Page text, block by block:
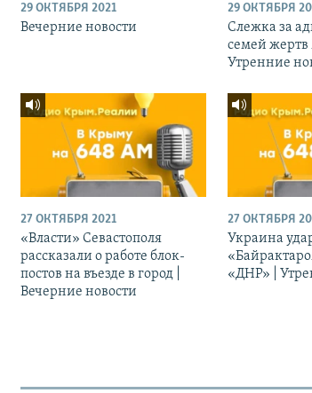
29 ОКТЯБРЯ 2021
Вечерние новости
29 ОКТЯБРЯ
Слежка за
семей жертв
Утренние
27 ОКТЯБРЯ 2021
«Власти» Севастополя
рассказали о работе блок-
постов на въезде в город |
Вечерние новости
27 ОКТЯБРЯ
Украина
«ДНР» |